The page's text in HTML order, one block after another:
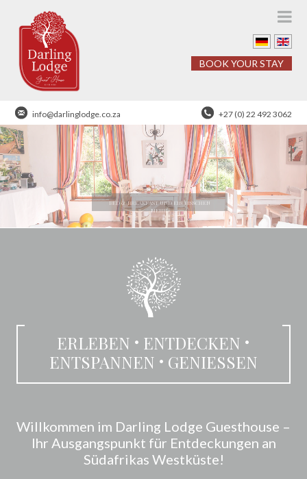
info@darlinglodge.co.za +27 (0) 22 492 3062
BOOK YOUR STAY
IN DER LIEBE SIND MANCHE GÄRTNER UND ANDERE
FLORISTEN.
ERLEBEN • ENTDECKEN •
ENTSPANNEN • GENIESSEN
Willkommen im Darling Lodge Guesthouse –
Ihr Ausgangspunkt für Entdeckungen an
Südafrikas Westküste!